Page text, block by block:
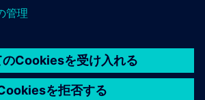
explore timeline